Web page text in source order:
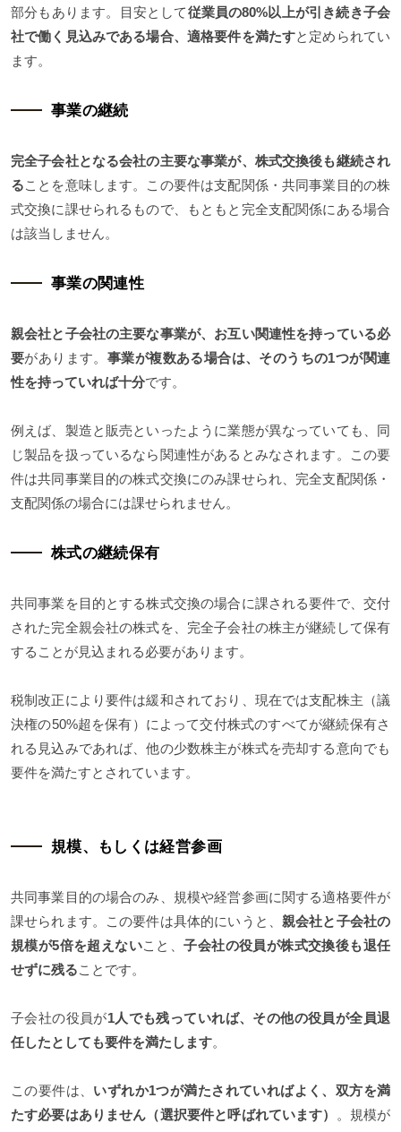
部分もあります。目安として従業員の80%以上が引き続き子会
社で働く見込みである場合、適格要件を満たすと定められてい
ます。
事業の継続
完全子会社となる会社の主要な事業が、株式交換後も継続され
ることを意味します。この要件は支配関係・共同事業目的の株
式交換に課せられるもので、もともと完全支配関係にある場合
は該当しません。
事業の関連性
親会社と子会社の主要な事業が、お互い関連性を持っている必
要があります。 事業が複数ある場合は、そのうちの1つが関連
性を持っていれば十分です。
例えば、製造と販売といったように業態が異なっていても、同
じ製品を扱っているなら関連性があるとみなされます。この要
件は共同事業目的の株式交換にのみ課せられ、完全支配関係・
支配関係の場合には課せられません。
株式の継続保有
共同事業を目的とする株式交換の場合に課される要件で、交付
された完全親会社の株式を、完全子会社の株主が継続して保有
することが見込まれる必要があります。
税制改正により要件は緩和されており、現在では支配株主（議
決権の50%超を保有）によって交付株式のすべてが継続保有さ
れる見込みであれば、他の少数株主が株式を売却する意向でも
要件を満たすとされています。
規模、もしくは経営参画
共同事業目的の場合のみ、規模や経営参画に関する適格要件が
課せられます。この要件は具体的にいうと、 親会社と子会社の
規模が5倍を超えないこと、子会社の役員が株式交換後も退任
せずに残ることです。
子会社の役員が1人でも残っていれば、その他の役員が全員退
任したとしても要件を満たします。
この要件は、 いずれか1つが満たされていればよく、双方を満
たす必要はありません（選択要件と呼ばれています）
。規模が